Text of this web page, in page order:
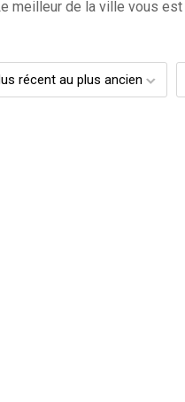
meilleur de la ville vous